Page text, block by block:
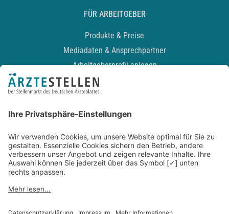
FÜR ARBEITGEBER
Produkte & Preise
Mediadaten & Ansprechpartner
Arbeitgeberprofil anlegen
Recruiting-Podcast
Kontakt
Datenschutz
Newsletter